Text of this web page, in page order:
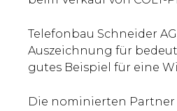
Telefonbau Schneider
Auszeichnung für
gutes Beispiel für eine
Die nominierten Partner